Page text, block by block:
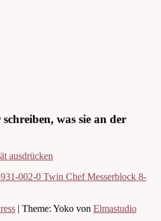
was sie an der
002-0 Twin Chef Messerblock 8-
| Theme: Yoko von Elmastudio